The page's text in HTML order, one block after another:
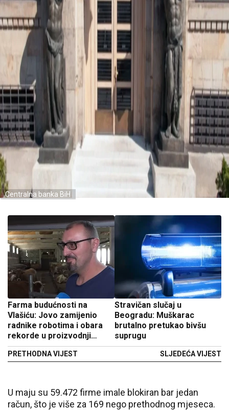
Centralna banka BiH
Farma budućnosti na
Vlašiću: Jovo zamijenio
radnike robotima i obara
rekorde u proizvodnji
mlijeka (VIDEO)
PRETHODNA VIJEST
Stravičan slučaj u
Beogradu: Muškarac
brutalno pretukao bivšu
suprugu
SLJEDEĆA VIJEST
U maju su 59.472 firme imale blokiran bar jedan
račun, što je više za 169 nego prethodnog mjeseca.